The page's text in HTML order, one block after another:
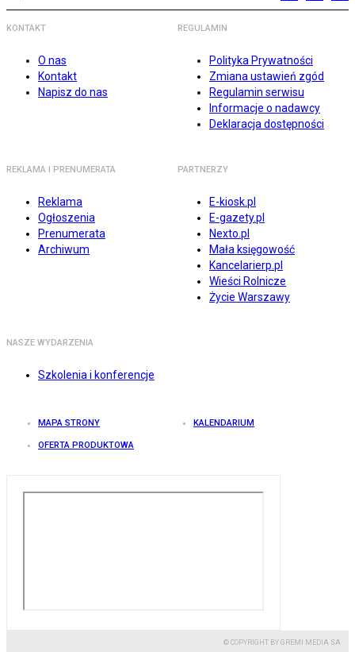
KONTAKT
O nas
Kontakt
Napisz do nas
REGULAMIN
Polityka Prywatności
Zmiana ustawień zgód
Regulamin serwisu
Informacje o nadawcy
Deklaracja dostępności
REKLAMA I PRENUMERATA
Reklama
Ogłoszenia
Prenumerata
Archiwum
PARTNERZY
E-kiosk.pl
E-gazety.pl
Nexto.pl
Mała księgowość
Kancelarierp.pl
Wieści Rolnicze
Życie Warszawy
NASZE WYDARZENIA
Szkolenia i konferencje
MAPA STRONY KALENDARIUM
OFERTA PRODUKTOWA
© COPYRIGHT BY GREMI MEDIA SA